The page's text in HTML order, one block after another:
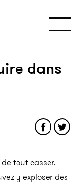
dans
tout casser.
y exploser des